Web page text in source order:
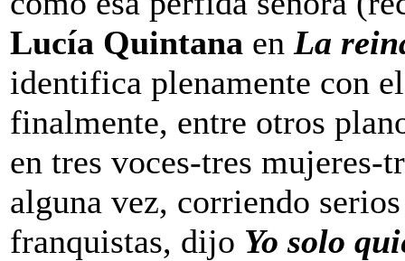
Lucía Quintana en La
identifica plenamente con
finalmente, entre otros
en tres voces-tres mujeres-
alguna vez, corriendo
franquistas, dijo Yo solo